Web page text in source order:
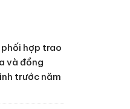
phối hợp trao
và đồng
trước năm